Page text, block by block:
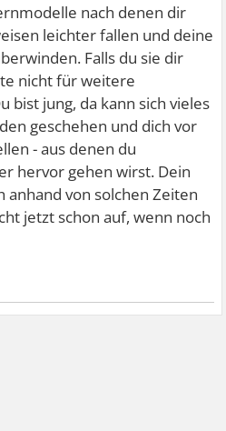
nach denen dir
leichter fallen und deine
Falls du sie dir
nicht für weitere
bist jung, da kann sich vieles
geschehen und dich vor
- aus denen du
hervor gehen wirst. Dein
anhand von solchen Zeiten
jetzt schon auf, wenn noch